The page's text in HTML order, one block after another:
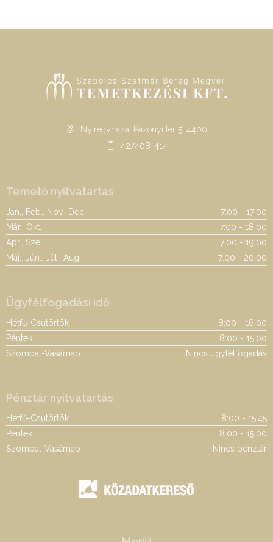
Nyíregyháza, Pazonyi tér 5. 4400
42/408-414
Temető nyitvatartás
Jan., Feb., Nov., Dec.
7:00 - 17:00
Már., Okt.
7:00 - 18:00
Ápr., Sze.
7:00 - 19:00
Máj., Jún., Júl., Aug.
7:00 - 20:00
Ügyfélfogadási idő
Hétfő-Csütörtök
8:00 - 16:00
Péntek
8:00 - 15:00
Szombat-Vasárnap
Nincs ügyfélfogadás
Pénztár nyitvatartás
Hétfő-Csütörtök
8:00 - 15:45
Péntek
8:00 - 15:00
Szombat-Vasárnap
Nincs pénztár